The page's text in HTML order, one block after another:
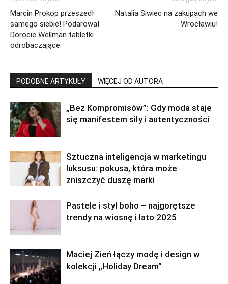
Marcin Prokop przeszedł
samego siebie! Podarował
Dorocie Wellman tabletki
odrobaczające.
Natalia Siwiec na zakupach we
Wrocławiu!
PODOBNE ARTYKUŁY WIĘCEJ OD AUTORA
„Bez Kompromisów”: Gdy moda staje
się manifestem siły i autentyczności
Sztuczna inteligencja w marketingu
luksusu: pokusa, która może
zniszczyć duszę marki
Pastele i styl boho – najgorętsze
trendy na wiosnę i lato 2025
Maciej Zień łączy modę i design w
kolekcji „Holiday Dream”